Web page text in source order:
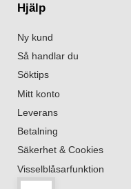
Hjälp
Ny kund
Så handlar du
Söktips
Mitt konto
Leverans
Betalning
Säkerhet & Cookies
Visselblåsarfunktion